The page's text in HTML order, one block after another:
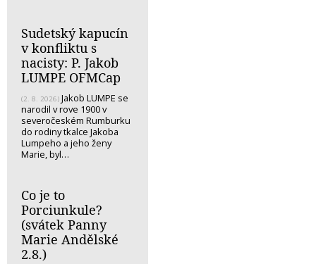
Sudetský kapucín
v konfliktu s
nacisty: P. Jakob
LUMPE OFMCap
(2. 8. 2026) Jakob LUMPE se
narodil v rove 1900 v
severočeském Rumburku
do rodiny tkalce Jakoba
Lumpeho a jeho ženy
Marie, byl…
Co je to
Porciunkule?
(svátek Panny
Marie Andělské
2.8.)